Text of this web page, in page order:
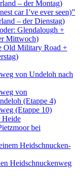
– der Montag)
car I’ve ever seen)”
– der Dienstag)
Glendalough +
Mittwoch)
Old Military Road +
von Undeloh nach
von
(Etappe 4)
(Etappe 10)
Heide
bei
Heidschnucken-
Heidschnuckenweg